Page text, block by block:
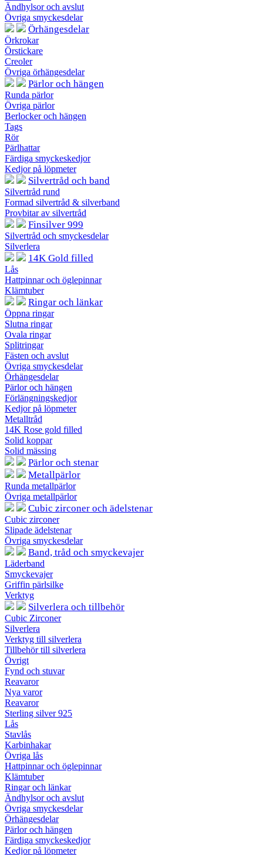
Ändhylsor och avslut
Övriga smyckesdelar
Örhängesdelar
Örkrokar
Örstickare
Creoler
Övriga örhängesdelar
Pärlor och hängen
Runda pärlor
Övriga pärlor
Berlocker och hängen
Tags
Rör
Pärlhattar
Färdiga smyckeskedjor
Kedjor på löpmeter
Silvertråd och band
Silvertråd rund
Formad silvertråd & silverband
Provbitar av silvertråd
Finsilver 999
Silvertråd och smyckesdelar
Silverlera
14K Gold filled
Lås
Hattpinnar och öglepinnar
Klämtuber
Ringar och länkar
Öppna ringar
Slutna ringar
Ovala ringar
Splitringar
Fästen och avslut
Övriga smyckesdelar
Örhängesdelar
Pärlor och hängen
Förlängningskedjor
Kedjor på löpmeter
Metalltråd
14K Rose gold filled
Solid koppar
Solid mässing
Pärlor och stenar
Metallpärlor
Runda metallpärlor
Övriga metallpärlor
Cubic zirconer och ädelstenar
Cubic zirconer
Slipade ädelstenar
Övriga smyckesdelar
Band, tråd och smyckevajer
Läderband
Smyckevajer
Griffin pärlsilke
Verktyg
Silverlera och tillbehör
Cubic Zirconer
Silverlera
Verktyg till silverlera
Tillbehör till silverlera
Övrigt
Fynd och stuvar
Reavaror
Nya varor
Reavaror
Sterling silver 925
Lås
Stavlås
Karbinhakar
Övriga lås
Hattpinnar och öglepinnar
Klämtuber
Ringar och länkar
Ändhylsor och avslut
Övriga smyckesdelar
Örhängesdelar
Pärlor och hängen
Färdiga smyckeskedjor
Kedjor på löpmeter